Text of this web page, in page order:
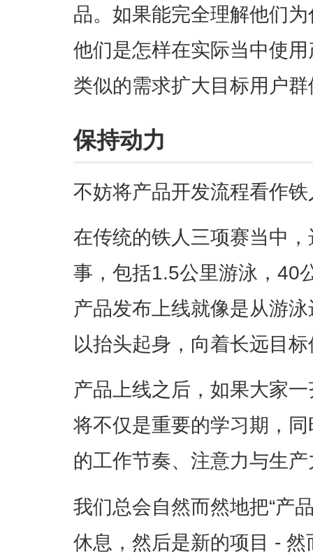
品。如果能完全理解他们
他们是怎样在实际当中使
类似的需求扩大目标用户
保持动力
不妨将产品开发流程看作
在传统的铁人三项赛当中
事，包括1.5公里游泳，40
产品发布上线就像是从游
以抬头起身，向着长远目
产品上线之后，如果大家
将不仅是重要的学习期，
的工作节奏、注意力与生
我们总会自然而然地把“产
休息，然后是新的项目 -